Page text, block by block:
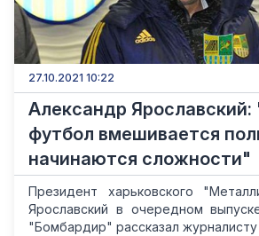
27.10.2021 10:22
Александр Ярославский:
футбол вмешивается
начинаются сложности"
Президент харьковского
Ярославский в очередном
"Бомбардир" рассказал